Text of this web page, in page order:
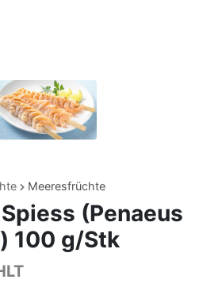
Meeresfrüchte
(Penaeus
100 g/Stk